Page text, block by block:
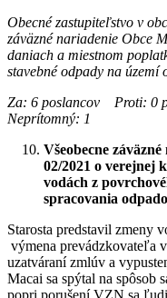
Obecné zastupiteľstvo v
záväzné nariadenie Obce
daniach a miestnom
stavebné odpady na území
Za: 6 poslancov Proti:
Neprítomný: 1
Všeobecne
02/2021 o verejnej
vodách z
spracovania
Starosta predstavil zmeny
výmena prevádzkovateľa
uzatváraní zmlúv a
Macai sa spýtal na spôsob
popri porušení VZN sa